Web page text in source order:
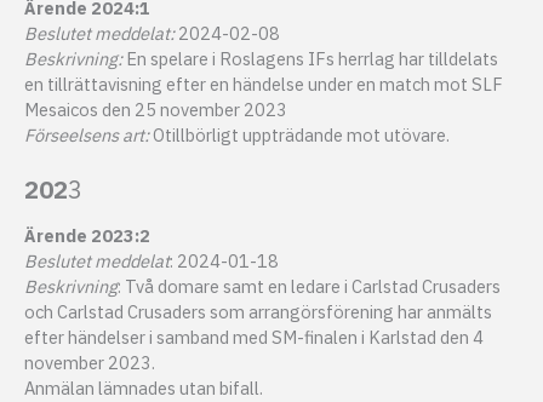
Ärende 2024:1
Beslutet meddelat:2024-02-08
Beskrivning:En spelare i Roslagens IFs herrlag har tilldelats
en tillrättavisning efter en händelse under en match mot SLF
Mesaicos den 25 november 2023
Förseelsens art:Otillbörligt uppträdande mot utövare.
2023
Ärende 2023:2
Beslutet meddelat: 2024-01-18
Beskrivning: Två domare samt en ledare i Carlstad Crusaders
och Carlstad Crusaders som arrangörsförening har anmälts
efter händelser i samband med SM-finalen i Karlstad den 4
november 2023.
Anmälan lämnades utan bifall.